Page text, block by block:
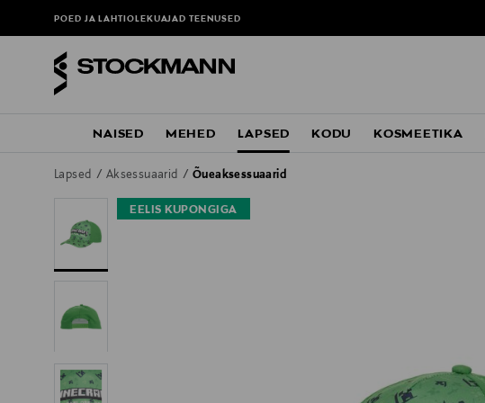
POED JA LAHTIOLEKUAJADTEENUSED
NAISED MEHED LAPSED KODU KOSMEETIKA
Lapsed Aksessuaarid Õueaksessuaarid
EELIS KUPONGIGA